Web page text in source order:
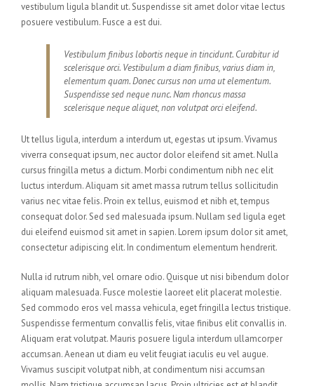
vestibulum ligula blandit ut. Suspendisse sit amet dolor vitae lectus
posuere vestibulum. Fusce a est dui.
Vestibulum finibus lobortis neque in tincidunt. Curabitur id
scelerisque orci. Vestibulum a diam finibus, varius diam in,
elementum quam. Donec cursus non urna ut elementum.
Suspendisse sed neque nunc. Nam rhoncus massa
scelerisque neque aliquet, non volutpat orci eleifend.
Ut tellus ligula, interdum a interdum ut, egestas ut ipsum. Vivamus
viverra consequat ipsum, nec auctor dolor eleifend sit amet. Nulla
cursus fringilla metus a dictum. Morbi condimentum nibh nec elit
luctus interdum. Aliquam sit amet massa rutrum tellus sollicitudin
varius nec vitae felis. Proin ex tellus, euismod et nibh et, tempus
consequat dolor. Sed sed malesuada ipsum. Nullam sed ligula eget
dui eleifend euismod sit amet in sapien. Lorem ipsum dolor sit amet,
consectetur adipiscing elit. In condimentum elementum hendrerit.
Nulla id rutrum nibh, vel ornare odio. Quisque ut nisi bibendum dolor
aliquam malesuada. Fusce molestie laoreet elit placerat molestie.
Sed commodo eros vel massa vehicula, eget fringilla lectus tristique.
Suspendisse fermentum convallis felis, vitae finibus elit convallis in.
Aliquam erat volutpat. Mauris posuere ligula interdum ullamcorper
accumsan. Aenean ut diam eu velit feugiat iaculis eu vel augue.
Vivamus suscipit volutpat nibh, at condimentum nisi accumsan